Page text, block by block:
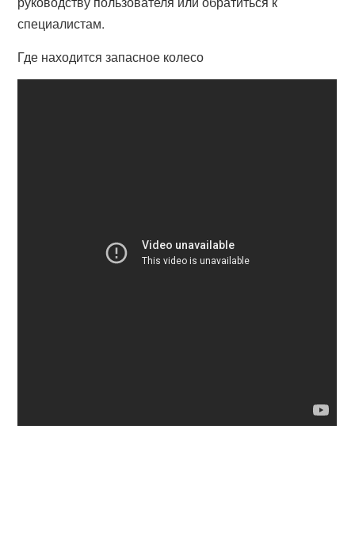
специалистам.
Где находится запасное колесо